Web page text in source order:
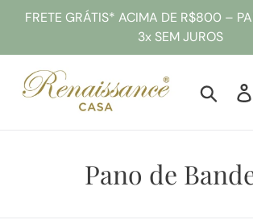
conteúdo
FRETE GRÁTIS* ACIMA DE R$800 –
3x SEM JUROS
C
Pano de